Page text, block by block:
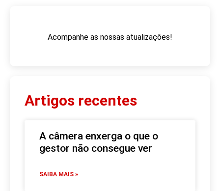
Acompanhe as nossas atualizações!
Artigos recentes
A câmera enxerga o que o
gestor não consegue ver
SAIBA MAIS »